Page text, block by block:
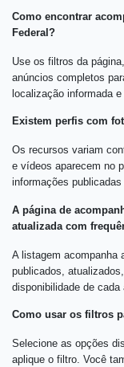
Como encontrar
Federal?
Use os filtros da
anúncios completos
localização informada
Existem perfis com
Os recursos variam
e vídeos aparecem no
informações
A página de
atualizada com
A listagem acompanha
publicados,
disponibilidade de cada
Como usar os filtros
Selecione as opções
aplique o filtro. Você